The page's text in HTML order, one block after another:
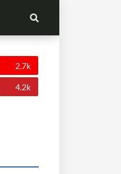
2.7k
4.2k